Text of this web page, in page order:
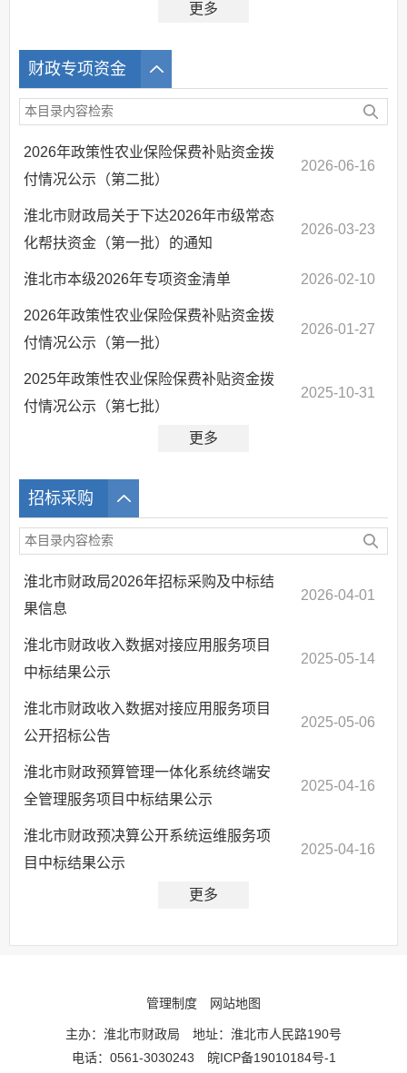
更多
财政专项资金
2026年政策性农业保险保费补贴资金拨
付情况公示（第二批）
2026-06-16
淮北市财政局关于下达2026年市级常态
化帮扶资金（第一批）的通知
2026-03-23
淮北市本级2026年专项资金清单 2026-02-10
2026年政策性农业保险保费补贴资金拨
付情况公示（第一批）
2026-01-27
2025年政策性农业保险保费补贴资金拨
付情况公示（第七批）
2025-10-31
更多
招标采购
淮北市财政局2026年招标采购及中标结
果信息
2026-04-01
淮北市财政收入数据对接应用服务项目
中标结果公示
2025-05-14
淮北市财政收入数据对接应用服务项目
公开招标公告
2025-05-06
淮北市财政预算管理一体化系统终端安
全管理服务项目中标结果公示
2025-04-16
淮北市财政预决算公开系统运维服务项
目中标结果公示
2025-04-16
更多
管理制度 网站地图
主办：淮北市财政局
地址：淮北市人民路190号
电话：0561-3030243
皖ICP备19010184号-1